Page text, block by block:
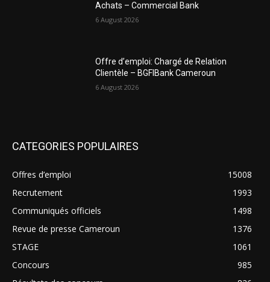
Achats – Commercial Bank
6 August 2026
Offre d’emploi: Chargé de Relation
Clientèle – BGFIBank Cameroun
6 August 2026
CATEGORIES POPULAIRES
Offres d’emploi
15008
Recrutement
1993
Communiqués officiels
1498
Revue de presse Cameroun
1376
STAGE
1061
Concours
985